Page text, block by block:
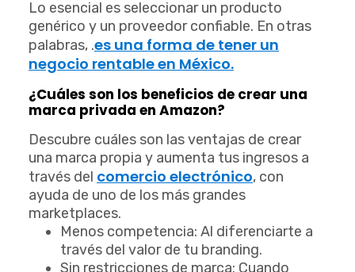
Lo esencial es seleccionar un producto
genérico y un proveedor confiable. En otras
palabras, .es una forma de tener un
negocio rentable en México.
¿Cuáles son los beneficios de crear una
marca privada en Amazon?
Descubre cuáles son las ventajas de crear
una marca propia y aumenta tus ingresos a
través del comercio electrónico, con
ayuda de uno de los más grandes
marketplaces.
Menos competencia: Al diferenciarte a
través del valor de tu branding.
Sin restricciones de marca: Cuando